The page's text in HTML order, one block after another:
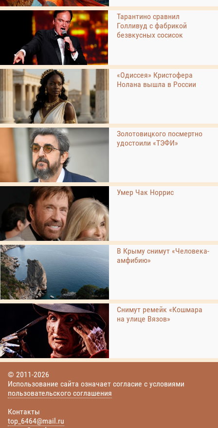
Тарантино сравнил
Голливуд с фабрикой
безвкусных сосисок
«Одиссея» Кристофера
Нолана вышла в России
Золотовицкого посмертно
удостоили «ТЭФИ»
Умер Чак Норрис
В Крыму снимут «Человека-
амфибию»
Снимут ремейк «Кошмара
на улице Вязов»
© 2011-2026
Использование сайта означает согласие с условиями
пользовательского соглашения
Контакты
top_6464@mail.ru